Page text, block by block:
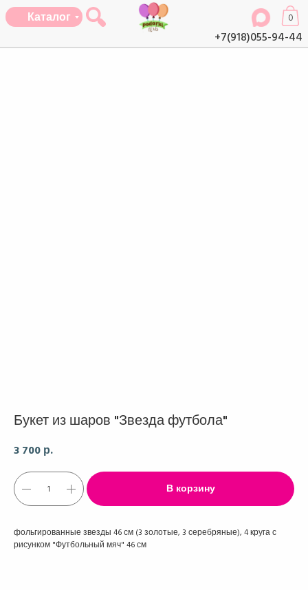
+7(918)055-94-44
0
Каталог
Букет из шаров "Звезда футбола"
3 700 р.
В корзину
фольгированные звезды 46 см (3 золотые, 3 серебряные), 4 круга с
рисунком "Футбольный мяч" 46 см